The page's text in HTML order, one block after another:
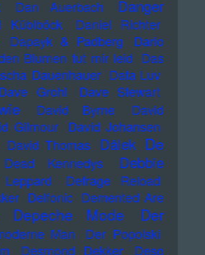
Dan Auerbach
Danger
Küblböck
Daniel Richter
Dapayk & Padberg
Dario
Blumen tut mir leid Das
Dauenhauer Data Luv
Grohl Dave Stewart
David Byrne
David
Gilmour
David Johansen
David Thomas Dälek De
Dead Kennedys
Debbie
Defrage Reload
Delfonic Demented Are
Depeche Mode
Der
Man
Der Popolski
Desmond Dekker
Deso